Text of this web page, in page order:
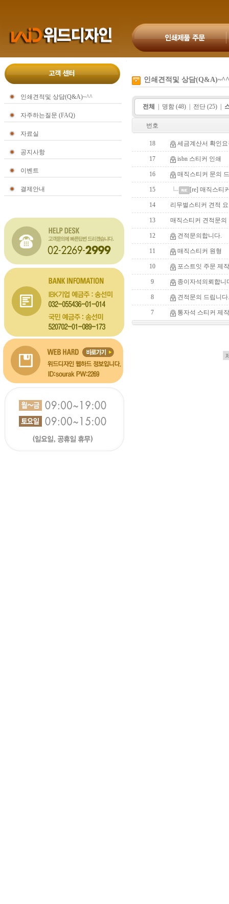
인쇄견적및 상담(Q&A)~^^
자주하는질문 (FAQ)
자료실
공지사항
이벤트
결제안내
인쇄견적및 상담(Q&A)~^^
전체 명함 (48)| 전단 (25)|
번호
18 세금계산서 확인
17 isbn 스티커 인쇄
16 매직스티커 문의
15 [re] 매직스티
14 리무벌스티커 견적
13 매직스티커 견적문의
12 견적문의합니다.
11 매직스티커 원형
10 포스트잇 주문 제
9 종이자석의뢰합니
8 견적문의 드립니다.
7 통자석 스티커 제